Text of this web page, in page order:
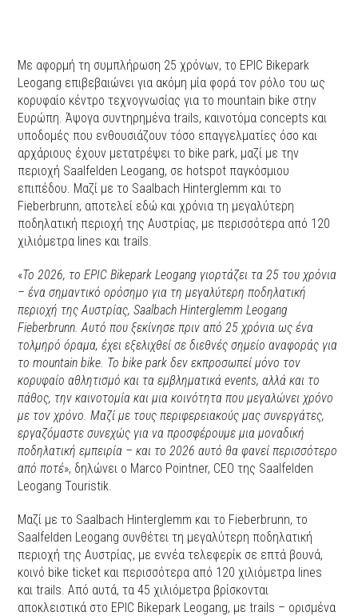
Με αφορμή τη συμπλήρωση 25 χρόνων, το EPIC Bikepark
Leogang επιβεβαιώνει για ακόμη μία φορά τον ρόλο του ως
κορυφαίο κέντρο τεχνογνωσίας για το mountain bike στην
Ευρώπη. Άψογα συντηρημένα trails, καινοτόμα concepts και
υποδομές που ενθουσιάζουν τόσο επαγγελματίες όσο και
αρχάριους έχουν μετατρέψει το bike park, μαζί με την
περιοχή Saalfelden Leogang, σε hotspot παγκόσμιου
επιπέδου. Μαζί με το Saalbach Hinterglemm και το
Fieberbrunn, αποτελεί εδώ και χρόνια τη μεγαλύτερη
ποδηλατική περιοχή της Αυστρίας, με περισσότερα από 120
χιλιόμετρα lines και trails.
«Το 2026, το EPIC Bikepark Leogang γιορτάζει τα 25 του χρόνια
– ένα σημαντικό ορόσημο για τη μεγαλύτερη ποδηλατική
περιοχή της Αυστρίας, Saalbach Hinterglemm Leogang
Fieberbrunn. Αυτό που ξεκίνησε πριν από 25 χρόνια ως ένα
τολμηρό όραμα, έχει εξελιχθεί σε διεθνές σημείο αναφοράς για
το mountain bike. Το bike park δεν εκπροσωπεί μόνο τον
κορυφαίο αθλητισμό και τα εμβληματικά events, αλλά και το
πάθος, την καινοτομία και μια κοινότητα που μεγαλώνει χρόνο
με τον χρόνο. Μαζί με τους περιφερειακούς μας συνεργάτες,
εργαζόμαστε συνεχώς για να προσφέρουμε μια μοναδική
ποδηλατική εμπειρία – και το 2026 αυτό θα φανεί περισσότερο
από ποτέ», δηλώνει ο Marco Pointner, CEO της Saalfelden
Leogang Touristik.
Μαζί με το Saalbach Hinterglemm και το Fieberbrunn, το
Saalfelden Leogang συνθέτει τη μεγαλύτερη ποδηλατική
περιοχή της Αυστρίας, με εννέα τελεφερίκ σε επτά βουνά,
κοινό bike ticket και περισσότερα από 120 χιλιόμετρα lines
και trails. Από αυτά, τα 45 χιλιόμετρα βρίσκονται
αποκλειστικά στο EPIC Bikepark Leogang, με trails – ορισμένα